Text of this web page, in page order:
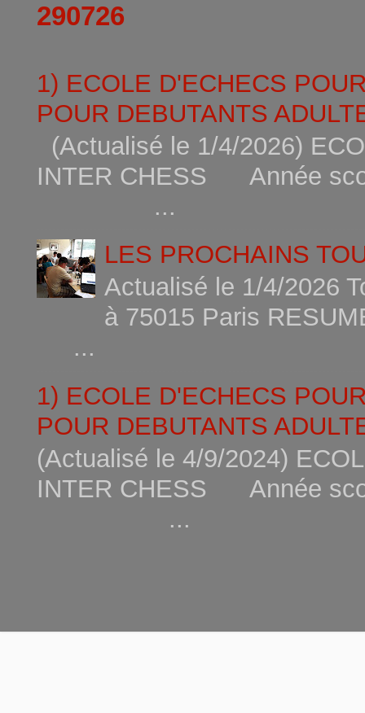
290726
1) ECOLE D'ECHECS
POUR DEBUTANTS
(Actualisé le 1/4/2026)
INTER CHESS Année
...
LES PROCHAINS
Actualisé le 1/4/2026
à 75015
...
1) ECOLE D'ECHECS
POUR DEBUTANTS
(Actualisé le 4/9/2024)
INTER CHESS Année
...